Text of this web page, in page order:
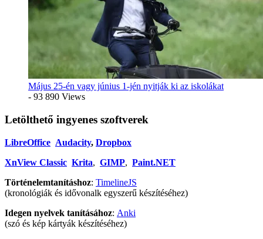
Május 25-én vagy június 1-jén nyitják ki az iskolákat
- 93 890 Views
Letölthető ingyenes szoftverek
LibreOffice Audacity, Dropbox
XnView Classic Krita, GIMP, Paint.NET
Történelemtanításhoz: TimelineJS
(kronológiák és idővonalk egyszerű készítéséhez)
Idegen nyelvek tanításához: Anki
(szó és kép kártyák készítéséhez)